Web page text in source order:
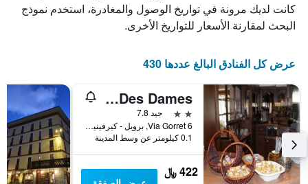
كانت لديك مرونة في تواريخ الوصول والمغادرة، استخدم نموذج
البحث لمقارنة الأسعار للتواريخ الأخرى.
عرض كل الفنادق البالغ عددها 430
Chateau Des Dames
2 نجمتين
جيد 7.8
Via Gorret 6, برويل - كيرفينيا, إقليم فالي دا أوستا, إيطاليا
0.1 كيلومتر عن وسط المدينة
422 ﷼